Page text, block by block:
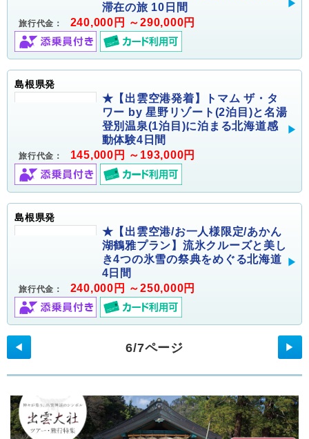
滞在の旅 10日間
旅行代金： 240,000円 ～290,000円
島根県発
★【出雲空港発着】トマム ザ・タ
ワー by 星野リゾート(2泊目)と名湯
登別温泉(1泊目)に泊まる北海道感
動体験4日間
旅行代金： 145,000円 ～193,000円
島根県発
★【出雲空港/お一人様限定/あかん
湖鶴雅プラン】流氷クルーズと美し
き4つの氷雪の祭典をめぐる北海道
4日間
旅行代金： 240,000円 ～250,000円
6/7ページ
◀ ▶